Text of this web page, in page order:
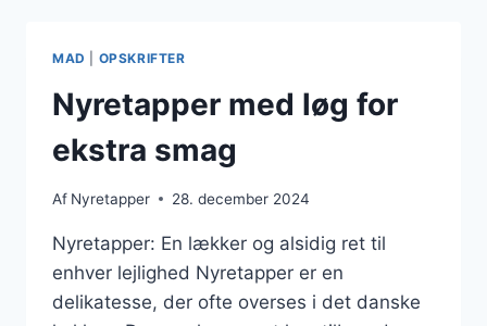
MAD OPSKRIFTER
Nyretapper med løg for
ekstra smag
Af Nyretapper 28. december 2024
Nyretapper: En lækker og alsidig ret til
enhver lejlighed Nyretapper er en
delikatesse, der ofte overses i det danske